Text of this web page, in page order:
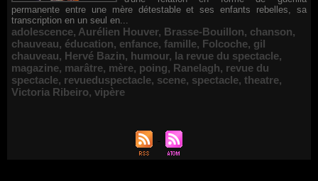
permanente entre une mère détestable et ses enfants rebelles, sa
transcription en un seul en...
adolescence, Aurélien Houver, Brasse-Bouillon, chanson,
chauveau, éducation, enfance, famille, Folcoche, gil
chauveau, Hervé Bazin, humour, la revue du spectacle,
magazine, marâtre, mère, poing, Ranelagh, revue du
spectacle, revueduspectacle, scene, spectacle, theatre,
Victoria Ribeiro, vipère